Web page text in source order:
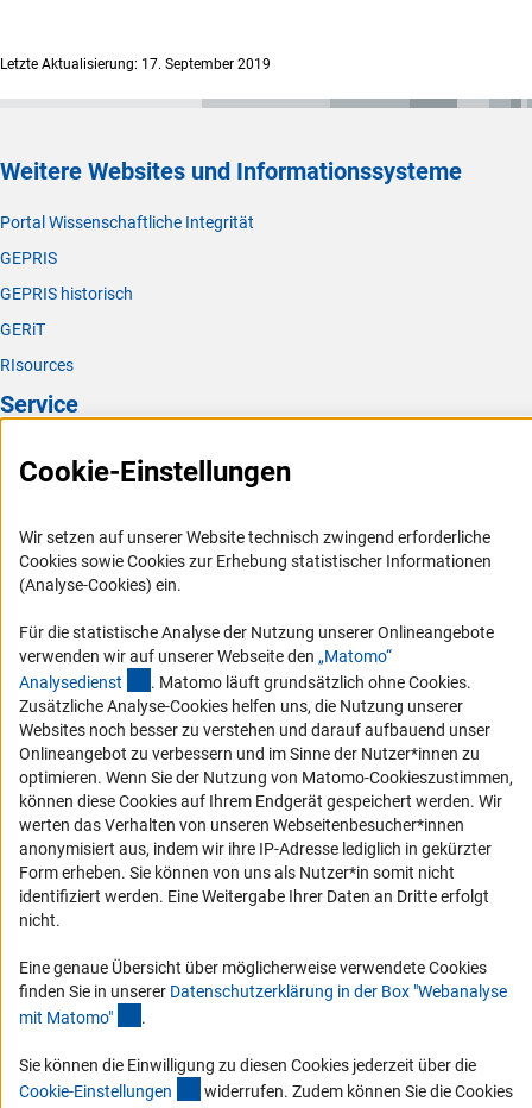
Letzte Aktualisierung: 17. September 2019
Weitere Websites und Informationssysteme
Portal Wissenschaftliche Integrität
GEPRIS
GEPRIS historisch
GERiT
RIsources
Service
Karriere
Logo und Corporate Design
RSS-Feeds
Compliance
Vergabeverfahren
Barrierefreiheit
Service und Informationen für Menschen mit Behinderungen
Erklärung zur Barrierefreiheit
Barriere melden
DFG-aktuell
Erhalten Sie Neuigkeiten aus der DFG direkt in Ihr Mailpostfach oder
Zum Newsletter
Cookie-Einstellungen
Wir setzen auf unserer Website technisch zwingend erforderliche
Cookies sowie Cookies zur Erhebung statistischer Informationen
(Analyse-Cookies) ein.
Für die statistische Analyse der Nutzung unserer Onlineangebote
verwenden wir auf unserer Webseite den „Matomo“
Analysedienst (externer Link)
. Matomo läuft grundsätzlich ohne Cookies.
Zusätzliche Analyse-Cookies helfen uns, die Nutzung unserer
Websites noch besser zu verstehen und darauf aufbauend unser
Onlineangebot zu verbessern und im Sinne der Nutzer*innen zu
optimieren. Wenn Sie der Nutzung von Matomo-Cookieszustimmen,
können diese Cookies auf Ihrem Endgerät gespeichert werden. Wir
werten das Verhalten von unseren Webseitenbesucher*innen
anonymisiert aus, indem wir ihre IP-Adresse lediglich in gekürzter
Form erheben. Sie können von uns als Nutzer*in somit nicht
identifiziert werden. Eine Weitergabe Ihrer Daten an Dritte erfolgt
nicht.
Eine genaue Übersicht über möglicherweise verwendete Cookies
finden Sie in unserer Datenschutzerklärung in der Box "Webanalyse
mit Matomo" .
Sie können die Einwilligung zu diesen Cookies jederzeit über die
Cookie-Einstellungen (interner Link)
widerrufen. Zudem können Sie die Cookies